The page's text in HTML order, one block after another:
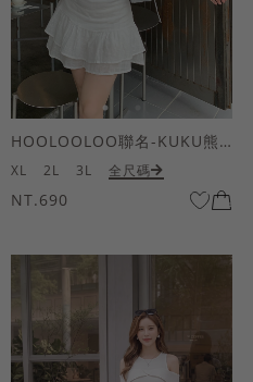
HOOLOOLOO聯名-KUKU熊蝴蝶結短袖上衣
XL 2L 3L 全尺碼
NT.690